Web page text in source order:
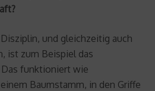
und gleichzeitig auch
ist zum Beispiel das
funktioniert wie
Baumstamm, in den Griffe